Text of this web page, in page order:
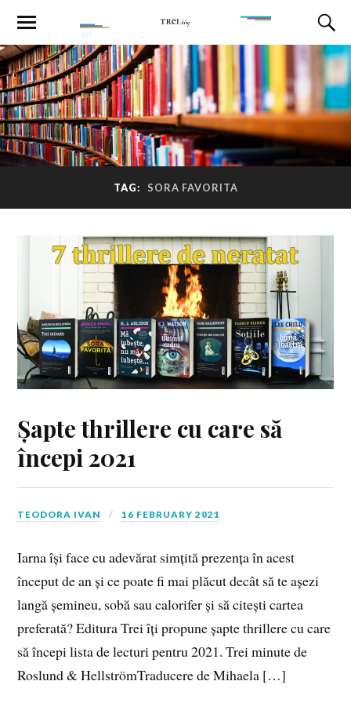
TAG: SORA FAVORITA
Șapte thrillere cu care să
începi 2021
TEODORA IVAN 16 FEBRUARY 2021
Iarna își face cu adevărat simțită prezența în acest
început de an și ce poate fi mai plăcut decât să te așezi
langă șemineu, sobă sau calorifer și să citești cartea
preferată? Editura Trei îți propune șapte thrillere cu care
să începi lista de lecturi pentru 2021. Trei minute de
Roslund & HellströmTraducere de Mihaela […]